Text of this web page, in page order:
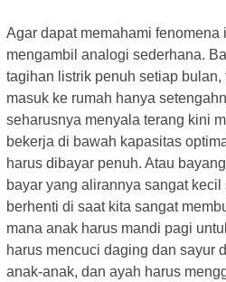
Agar dapat memahami
mengambil analogi sederhana.
tagihan listrik penuh setiap
masuk ke rumah hanya
seharusnya menyala terang kini
bekerja di bawah kapasitas
harus dibayar penuh. Atau
bayar yang alirannya sangat
berhenti di saat kita sangat
mana anak harus mandi pagi
harus mencuci daging dan sayur
anak-anak, dan ayah harus